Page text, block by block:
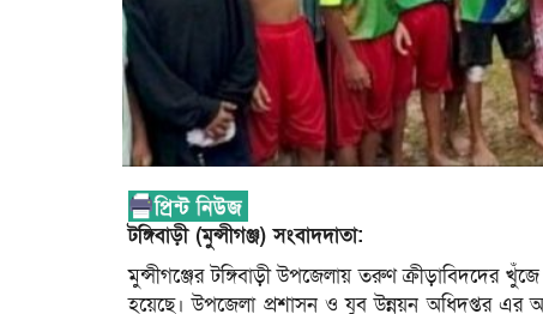
টঙ্গিবাড়ী (মুন্সীগঞ্জ) সংবাদদাতা:
মুন্সীগঞ্জের টঙ্গিবাড়ী উপজেলায় তরুণ ক্রীড়াবিদদের
হয়েছে। উপজেলা প্রশাসন ও যুব উন্নয়ন অধিদপ্তর এর